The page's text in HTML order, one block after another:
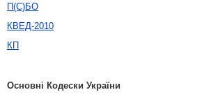
П(С)БО
КВЕД-2010
КП
Основні Кодески України